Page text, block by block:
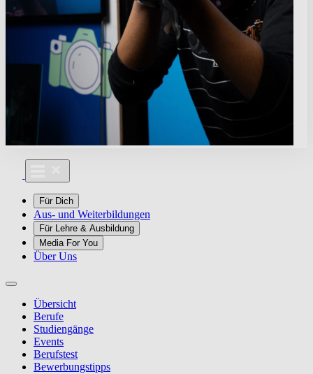
Für Dich
Aus- und Weiterbildungen
Für Lehre & Ausbildung
Media For You
Über Uns
Übersicht
Berufe
Studiengänge
Events
Berufstest
Bewerbungstipps